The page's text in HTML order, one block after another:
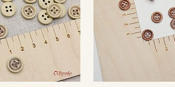
Электронная почта